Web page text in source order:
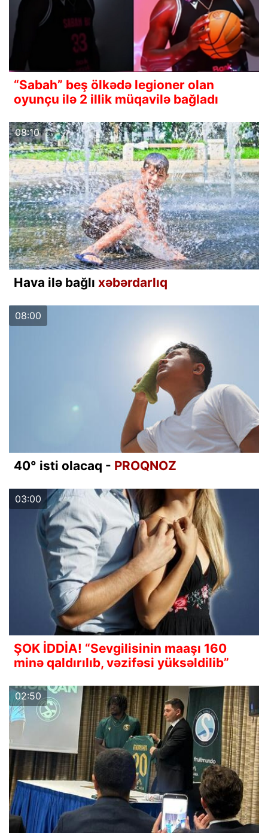
“Sabah” beş ölkədə legioner olan
oyunçu ilə 2 illik müqavilə bağladı
08:10
Hava ilə bağlı xəbərdarlıq
08:00
40° isti olacaq - PROQNOZ
03:00
ŞOK İDDİA! “Sevgilisinin maaşı 160
minə qaldırılıb, vəzifəsi yüksəldilib”
02:50